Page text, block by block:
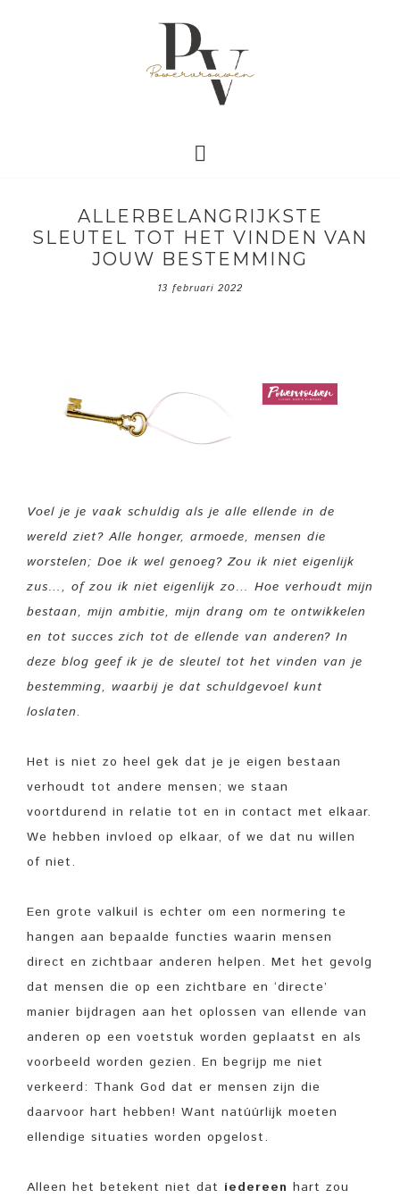
ALLERBELANGRIJKSTE
SLEUTEL TOT HET VINDEN VAN
JOUW BESTEMMING
13 februari 2022
Voel je je vaak schuldig als je alle ellende in de
wereld ziet? Alle honger, armoede, mensen die
worstelen; Doe ik wel genoeg? Zou ik niet eigenlijk
zus…, of zou ik niet eigenlijk zo… Hoe verhoudt mijn
bestaan, mijn ambitie, mijn drang om te ontwikkelen
en tot succes zich tot de ellende van anderen? In
deze blog geef ik je de sleutel tot het vinden van je
bestemming, waarbij je dat schuldgevoel kunt
loslaten.
Het is niet zo heel gek dat je je eigen bestaan
verhoudt tot andere mensen; we staan
voortdurend in relatie tot en in contact met elkaar.
We hebben invloed op elkaar, of we dat nu willen
of niet.
Een grote valkuil is echter om een normering te
hangen aan bepaalde functies waarin mensen
direct en zichtbaar anderen helpen. Met het gevolg
dat mensen die op een zichtbare en ‘directe’
manier bijdragen aan het oplossen van ellende van
anderen op een voetstuk worden geplaatst en als
voorbeeld worden gezien. En begrijp me niet
verkeerd: Thank God dat er mensen zijn die
daarvoor hart hebben! Want natúúrlijk moeten
ellendige situaties worden opgelost.
Alleen het betekent niet dat íedereen hart zou